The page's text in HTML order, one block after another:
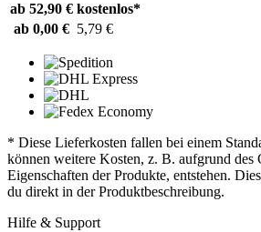
ab 52,90 € kostenlos*
ab 0,00 € 5,79 €
* Diese Lieferkosten fallen bei einem
können weitere Kosten, z. B. aufgrund des
Eigenschaften der Produkte, entstehen.
du direkt in der Produktbeschreibung.
Hilfe & Support